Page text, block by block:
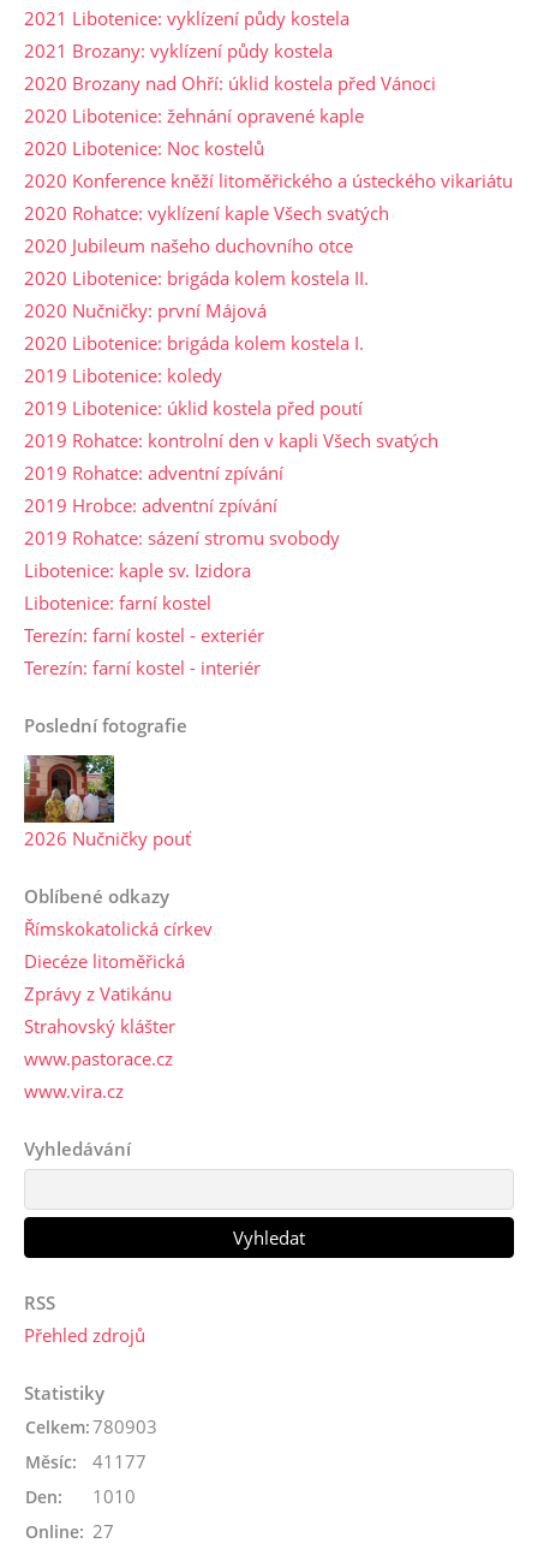
2021 Libotenice: vyklízení půdy kostela
2021 Brozany: vyklízení půdy kostela
2020 Brozany nad Ohří: úklid kostela před Vánoci
2020 Libotenice: žehnání opravené kaple
2020 Libotenice: Noc kostelů
2020 Konference kněží litoměřického a ústeckého vikariátu
2020 Rohatce: vyklízení kaple Všech svatých
2020 Jubileum našeho duchovního otce
2020 Libotenice: brigáda kolem kostela II.
2020 Nučničky: první Májová
2020 Libotenice: brigáda kolem kostela I.
2019 Libotenice: koledy
2019 Libotenice: úklid kostela před poutí
2019 Rohatce: kontrolní den v kapli Všech svatých
2019 Rohatce: adventní zpívání
2019 Hrobce: adventní zpívání
2019 Rohatce: sázení stromu svobody
Libotenice: kaple sv. Izidora
Libotenice: farní kostel
Terezín: farní kostel - exteriér
Terezín: farní kostel - interiér
Poslední fotografie
2026 Nučničky pouť
Oblíbené odkazy
Římskokatolická církev
Diecéze litoměřická
Zprávy z Vatikánu
Strahovský klášter
www.pastorace.cz
www.vira.cz
Vyhledávání
RSS
Přehled zdrojů
Statistiky
Online: 27
Celkem:780903
Měsíc: 41177
Den: 1010